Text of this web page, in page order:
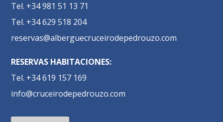
Tel. +34 981 51 13 71
Tel. +34 629 518 204
reservas@alberguecruceirodepedrouzo.com
RESERVAS HABITACIONES:
Tel. +34 619 157 169
info@cruceirodepedrouzo.com